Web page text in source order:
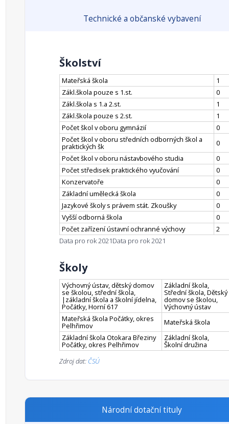
Technické a občanské vybavení
Školství
Mateřská škola
1
Zákl.škola pouze s 1.st.
0
Zákl.škola s 1.a 2.st.
1
Zákl.škola pouze s 2.st.
1
Počet škol v oboru gymnázií
0
Počet škol v oboru středních odborných škol a
praktických šk
0
Počet škol v oboru nástavbového studia
0
Počet středisek praktického vyučování
0
Konzervatoře
0
Základní umělecká škola
0
Jazykové školy s právem stát. Zkoušky
0
Vyšší odborná škola
0
Počet zařízení ústavní ochranné výchovy
2
Data pro rok 2021Data pro rok 2021
Školy
Výchovný ústav, dětský domov
se školou, střední škola,
|základní škola a školní jídelna,
Počátky, Horní 617
Základní škola,
Střední škola, Dětský
domov se školou,
Výchovný ústav
Mateřská škola Počátky, okres
Pelhřimov
Mateřská škola
Základní škola Otokara Březiny
Počátky, okres Pelhřimov
Základní škola,
Školní družina
Zdroj dat: ČSÚ
Národní dotační tituly